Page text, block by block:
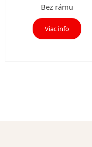
Bez rámu
Viac info